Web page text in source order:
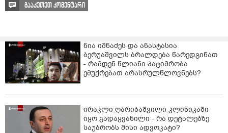
გააკეთეთ კომენტარი
ნია იმნაძეს და ანასტასია
ბერუაშვილს ბრალდება წარედგინათ
- რამდენ წლიანი პატიმრობა
ემუქრებათ არასრულწლოვნებს?
ირაკლი ღარიბაშვილი კლინიკაში
იყო გადაყვანილი - რა დეტალებზე
საუბრობს მისი ადვოკატი?